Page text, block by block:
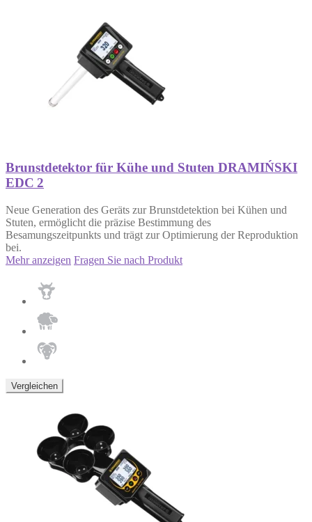
Brunstdetektor für Kühe und Stuten DRAMIŃSKI
EDC 2
Neue Generation des Geräts zur Brunstdetektion bei Kühen und
Stuten, ermöglicht die präzise Bestimmung des
Besamungszeitpunkts und trägt zur Optimierung der Reproduktion
bei.
Mehr anzeigen Fragen Sie nach Produkt
Vergleichen